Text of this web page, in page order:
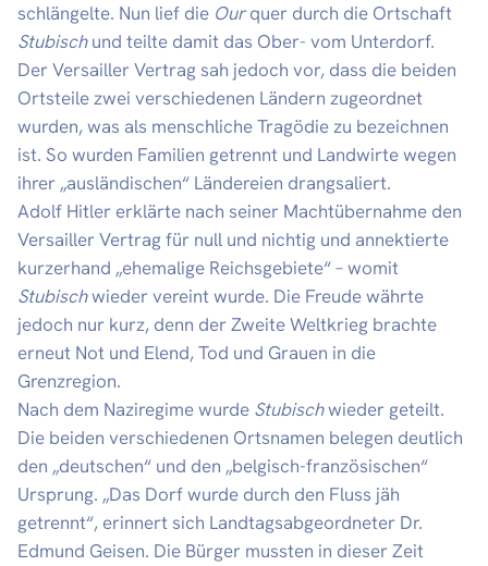
schlängelte. Nun lief die Ourquer durch die Ortschaft
Stubischund teilte damit das Ober- vom Unterdorf.
Der Versailler Vertrag sah jedoch vor, dass die beiden
Ortsteile zwei verschiedenen Ländern zugeordnet
wurden, was als menschliche Tragödie zu bezeichnen
ist. So wurden Familien getrennt und Landwirte wegen
ihrer „ausländischen“ Ländereien drangsaliert.
Adolf Hitler erklärte nach seiner Machtübernahme den
Versailler Vertrag für null und nichtig und annektierte
kurzerhand „ehemalige Reichsgebiete“ – womit
Stubischwieder vereint wurde. Die Freude währte
jedoch nur kurz, denn der Zweite Weltkrieg brachte
erneut Not und Elend, Tod und Grauen in die
Grenzregion.
Nach dem Naziregime wurde Stubischwieder geteilt.
Die beiden verschiedenen Ortsnamen belegen deutlich
den „deutschen“ und den „belgisch-französischen“
Ursprung. „Das Dorf wurde durch den Fluss jäh
getrennt“, erinnert sich Landtagsabgeordneter Dr.
Edmund Geisen. Die Bürger mussten in dieser Zeit